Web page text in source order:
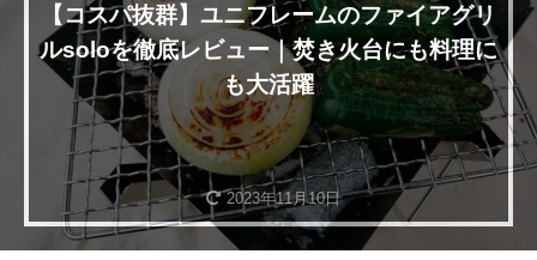
【コスパ抜群】ユニフレームのファイアグリ
ルsoloを徹底レビュー｜焚き火台にも料理に
も大活躍
2023年11月10日